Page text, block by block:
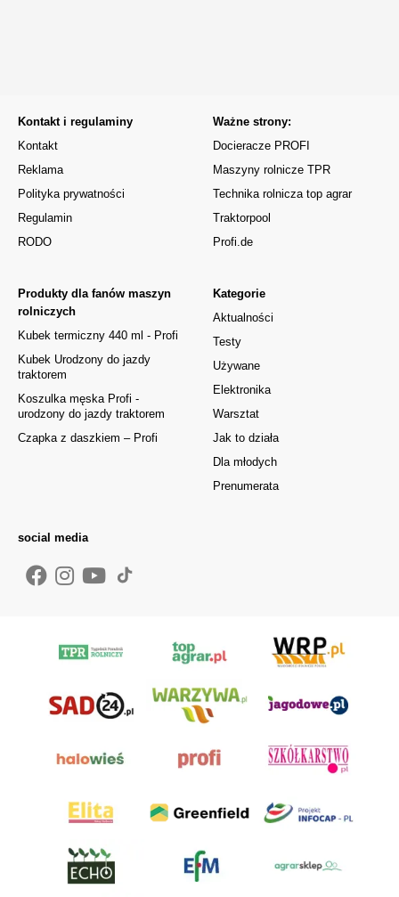
Kontakt i regulaminy
Kontakt
Reklama
Polityka prywatności
Regulamin
RODO
Kategorie
Aktualności
Testy
Używane
Elektronika
Warsztat
Jak to działa
Dla młodych
Prenumerata
Produkty dla fanów maszyn
rolniczych
Kubek termiczny 440 ml - Profi
Kubek Urodzony do jazdy
traktorem
Koszulka męska Profi -
urodzony do jazdy traktorem
Czapka z daszkiem – Profi
Ważne strony:
Docieracze PROFI
Maszyny rolnicze TPR
Technika rolnicza top agrar
Traktorpool
Profi.de
social media